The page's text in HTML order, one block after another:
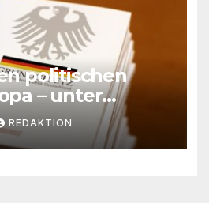
politischen
unter
der
REDAKTION